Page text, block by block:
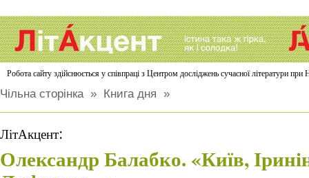
Робота сайту здійснюється у співпраці з Центром досліджень сучасної літератури
Чільна сторінка» Книга дня »
ЛітАкцент:
Олександр Балабко. «Київ,